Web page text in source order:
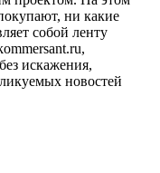
ни какие
собой ленту
искажения,
новостей